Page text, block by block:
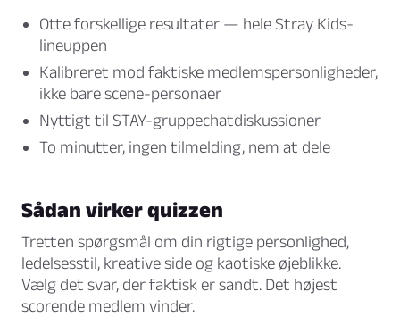
Otte forskellige resultater — hele Stray Kids-
lineuppen
Kalibreret mod faktiske medlemspersonligheder,
ikke bare scene-personaer
Nyttigt til STAY-gruppechatdiskussioner
To minutter, ingen tilmelding, nem at dele
Sådan virker quizzen
Tretten spørgsmål om din rigtige personlighed,
ledelsesstil, kreative side og kaotiske øjeblikke.
Vælg det svar, der faktisk er sandt. Det højest
scorende medlem vinder.